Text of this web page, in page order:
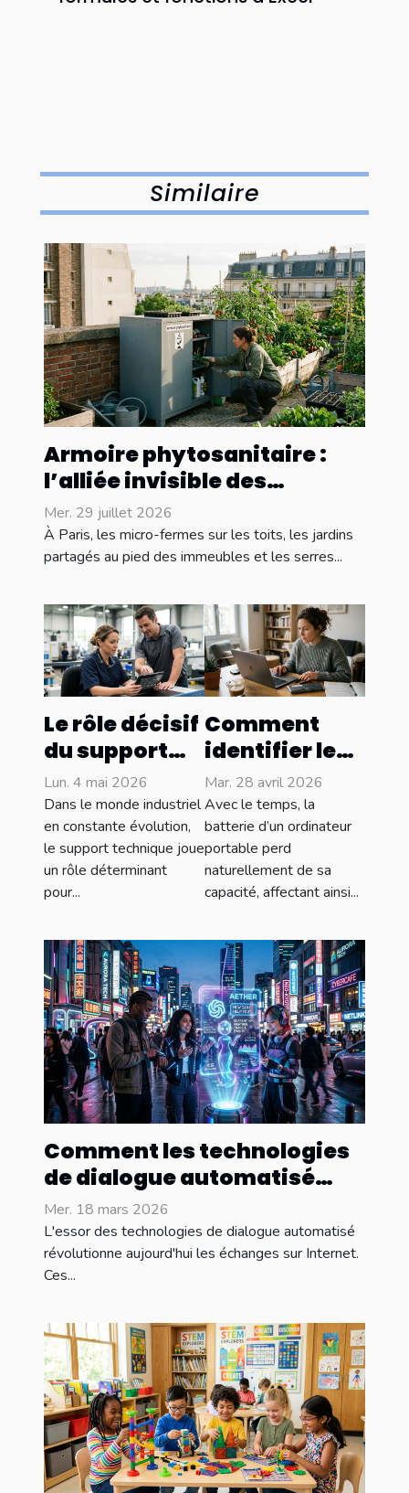
Similaire
Armoire phytosanitaire :
l’alliée invisible des
agricultures urbaines à
Paris
Mer. 29 juillet 2026
À Paris, les micro-fermes sur les toits, les jardins
partagés au pied des immeubles et les serres...
Le rôle décisif
du support
technique
dans
l’adoption
des
applications
industrielles
Lun. 4 mai 2026
Dans le monde industriel
en constante évolution,
le support technique joue
un rôle déterminant
pour...
Comment
identifier le
moment
optimal pour
changer sa
batterie
d'ordinateur
portable ?
Mar. 28 avril 2026
Avec le temps, la
batterie d’un ordinateur
portable perd
naturellement de sa
capacité, affectant ainsi...
Comment les technologies
de dialogue automatisé
transforment-elles
l'interaction en ligne ?
Mer. 18 mars 2026
L'essor des technologies de dialogue automatisé
révolutionne aujourd'hui les échanges sur Internet.
Ces...